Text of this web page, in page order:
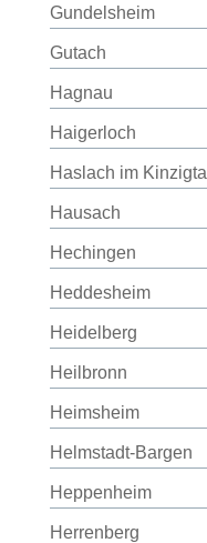
Gundelsheim
Gutach
Hagnau
Haigerloch
Haslach im Kinzigtal
Hausach
Hechingen
Heddesheim
Heidelberg
Heilbronn
Heimsheim
Helmstadt-Bargen
Heppenheim
Herrenberg